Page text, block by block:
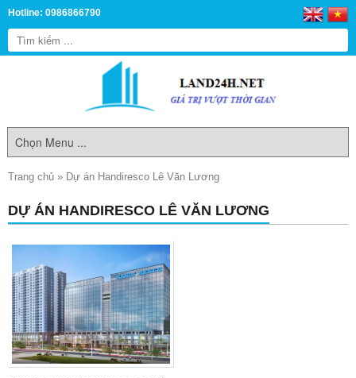
Hotline: 0986866790
Trang chủ » Dự án Handiresco Lê Văn Lương
DỰ ÁN HANDIRESCO LÊ VĂN LƯƠNG